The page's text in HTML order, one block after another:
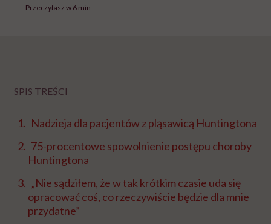
Przeczytasz w 6 min
SPIS TREŚCI
Nadzieja dla pacjentów z pląsawicą Huntingtona
75-procentowe spowolnienie postępu choroby
Huntingtona
„Nie sądziłem, że w tak krótkim czasie uda się
opracować coś, co rzeczywiście będzie dla mnie
przydatne”